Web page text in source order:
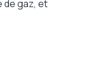
de gaz, et